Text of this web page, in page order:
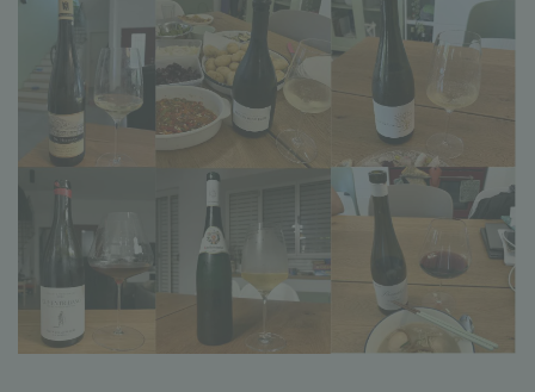
קובצי
Cookie
אלו אינם
אופציונליים.
להפעלת